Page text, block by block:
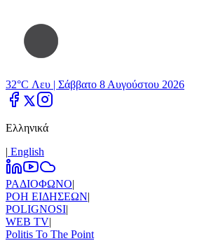
32°C Λευ | Σάββατο 8 Αυγούστου 2026
Ελληνικά
| Εnglish
ΡΑΔΙΟΦΩΝΟ|
ΡΟΗ ΕΙΔΗΣΕΩΝ|
POLIGNOSI|
WEB TV|
Politis To The Point